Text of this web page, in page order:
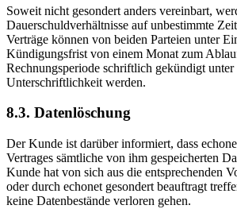
Soweit nicht gesondert anders vereinbart,
Dauerschuldverhältnisse auf unbestimmte
Verträge können von beiden Parteien unter
Kündigungsfrist von einem Monat zum
Rechnungsperiode schriftlich gekündigt
Unterschriftlichkeit werden.
8.3. Datenlöschung
Der Kunde ist darüber informiert, dass
Vertrages sämtliche von ihm gespeicherten
Kunde hat von sich aus die entsprechenden
oder durch echonet gesondert beauftragt
keine Datenbestände verloren gehen.